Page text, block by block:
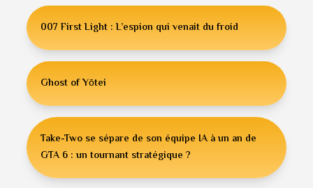
007 First Light : L’espion qui venait du froid
Ghost of Yōtei
Take-Two se sépare de son équipe IA à un an de
GTA 6 : un tournant stratégique ?